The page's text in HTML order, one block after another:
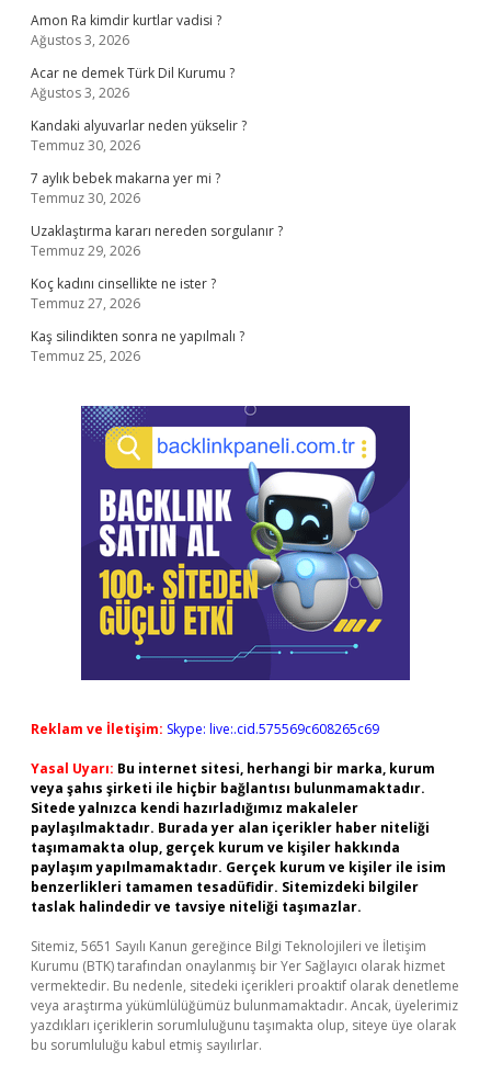
Amon Ra kimdir kurtlar vadisi ?
Ağustos 3, 2026
Acar ne demek Türk Dil Kurumu ?
Ağustos 3, 2026
Kandaki alyuvarlar neden yükselir ?
Temmuz 30, 2026
7 aylık bebek makarna yer mi ?
Temmuz 30, 2026
Uzaklaştırma kararı nereden sorgulanır ?
Temmuz 29, 2026
Koç kadını cinsellikte ne ister ?
Temmuz 27, 2026
Kaş silindikten sonra ne yapılmalı ?
Temmuz 25, 2026
Reklam ve İletişim: Skype: live:.cid.575569c608265c69
Yasal Uyarı: Bu internet sitesi, herhangi bir marka, kurum
veya şahıs şirketi ile hiçbir bağlantısı bulunmamaktadır.
Sitede yalnızca kendi hazırladığımız makaleler
paylaşılmaktadır. Burada yer alan içerikler haber niteliği
taşımamakta olup, gerçek kurum ve kişiler hakkında
paylaşım yapılmamaktadır. Gerçek kurum ve kişiler ile isim
benzerlikleri tamamen tesadüfidir. Sitemizdeki bilgiler
taslak halindedir ve tavsiye niteliği taşımazlar.
Sitemiz, 5651 Sayılı Kanun gereğince Bilgi Teknolojileri ve İletişim
Kurumu (BTK) tarafından onaylanmış bir Yer Sağlayıcı olarak hizmet
vermektedir. Bu nedenle, sitedeki içerikleri proaktif olarak denetleme
veya araştırma yükümlülüğümüz bulunmamaktadır. Ancak, üyelerimiz
yazdıkları içeriklerin sorumluluğunu taşımakta olup, siteye üye olarak
bu sorumluluğu kabul etmiş sayılırlar.